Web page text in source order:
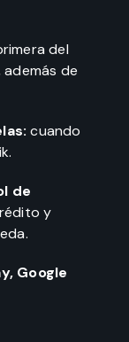
del
de
cuando
de
y
Google